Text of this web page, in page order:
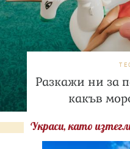
Разкажи ни за
какъв
Украси, като